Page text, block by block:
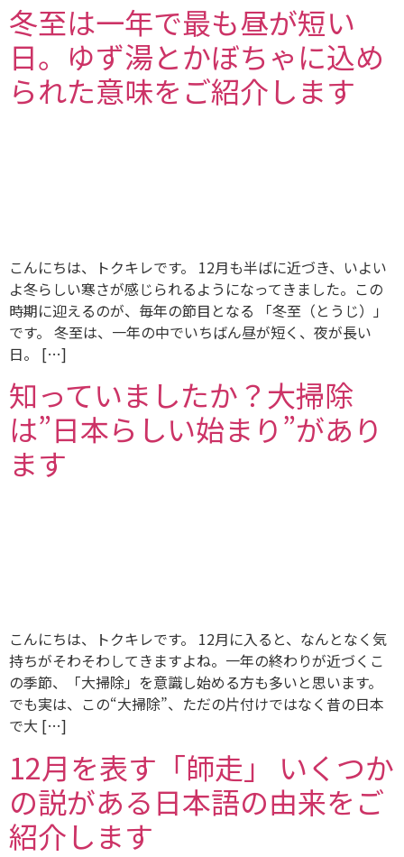
冬至は一年で最も昼が短い
日。ゆず湯とかぼちゃに込め
られた意味をご紹介します
こんにちは、トクキレです。 12月も半ばに近づき、いよい
よ冬らしい寒さが感じられるようになってきました。この
時期に迎えるのが、毎年の節目となる 「冬至（とうじ）」
です。 冬至は、一年の中でいちばん昼が短く、夜が長い
日。 […]
知っていましたか？大掃除
は”日本らしい始まり”があり
ます
こんにちは、トクキレです。 12月に入ると、なんとなく気
持ちがそわそわしてきますよね。一年の終わりが近づくこ
の季節、「大掃除」を意識し始める方も多いと思います。
でも実は、この“大掃除”、ただの片付けではなく昔の日本
で大 […]
12月を表す「師走」 いくつか
の説がある日本語の由来をご
紹介します